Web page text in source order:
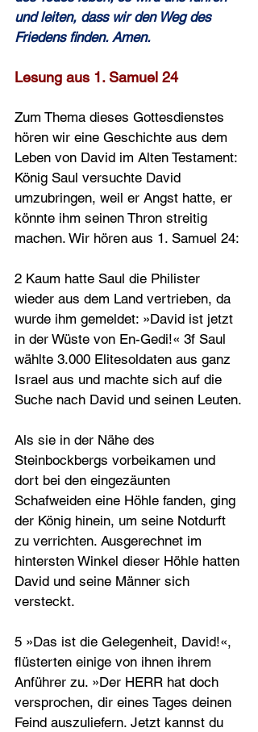
und leiten, dass wir den Weg des
Friedens finden. Amen.
Lesung aus 1. Samuel 24
Zum Thema dieses Gottesdienstes
hören wir eine Geschichte aus dem
Leben von David im Alten Testament:
König Saul versuchte David
umzubringen, weil er Angst hatte, er
könnte ihm seinen Thron streitig
machen. Wir hören aus 1. Samuel 24:
2 Kaum hatte Saul die Philister
wieder aus dem Land vertrieben, da
wurde ihm gemeldet: »David ist jetzt
in der Wüste von En-Gedi!« 3f Saul
wählte 3.000 Elitesoldaten aus ganz
Israel aus und machte sich auf die
Suche nach David und seinen Leuten.
Als sie in der Nähe des
Steinbockbergs vorbeikamen und
dort bei den eingezäunten
Schafweiden eine Höhle fanden, ging
der König hinein, um seine Notdurft
zu verrichten. Ausgerechnet im
hintersten Winkel dieser Höhle hatten
David und seine Männer sich
versteckt.
5 »Das ist die Gelegenheit, David!«,
flüsterten einige von ihnen ihrem
Anführer zu. »Der HERR hat doch
versprochen, dir eines Tages deinen
Feind auszuliefern. Jetzt kannst du